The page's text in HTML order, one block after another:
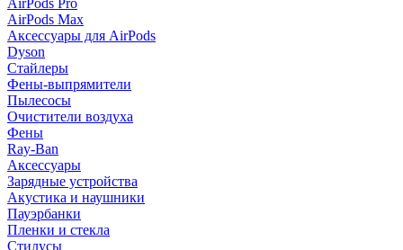
AirPods Pro
AirPods Max
Аксессуары для AirPods
Dyson
Стайлеры
Фены-выпрямители
Пылесосы
Очистители воздуха
Фены
Ray-Ban
Аксессуары
Зарядные устройства
Акустика и наушники
Пауэрбанки
Пленки и стекла
Стилусы